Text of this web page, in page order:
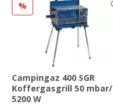
%
Campingaz 400 SGR
Koffergasgrill 50 mbar/
5200 W